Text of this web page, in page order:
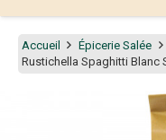
Accueil Épicerie Salée
Rustichella Spaghitti Blanc